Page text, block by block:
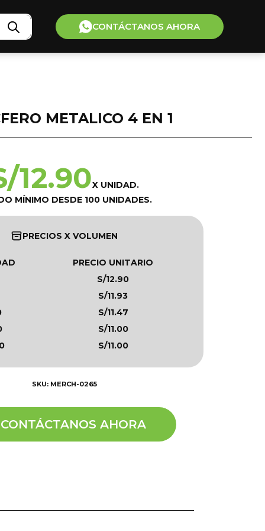
CONTÁCTANOS AHORA
METALICO 4 EN 1
12.90X UNIDAD.
MÍNIMO DESDE 100 UNIDADES.
PRECIOS X VOLUMEN
PRECIO UNITARIO
S/12.90
S/11.93
S/11.47
S/11.00
S/11.00
SKU: MERCH-0265
CONTÁCTANOS AHORA